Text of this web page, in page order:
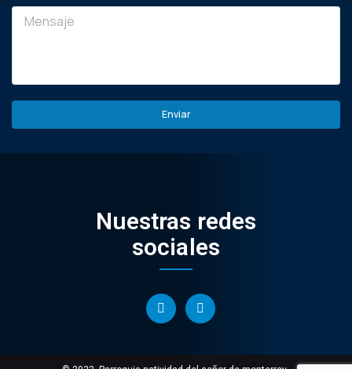
Nuestras redes
sociales